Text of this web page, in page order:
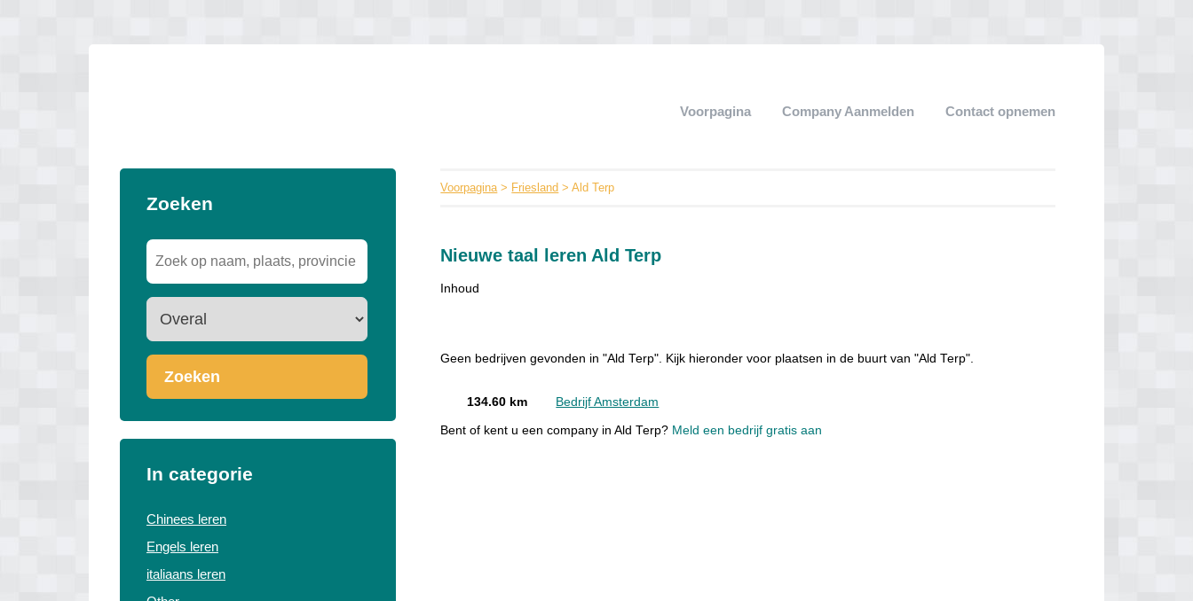
Voorpagina Company Aanmelden Contact opnemen
Zoeken
Zoeken
In categorie
Chinees leren
Engels leren
italiaans leren
Voorpagina> Friesland > Ald Terp
Nieuwe taal leren Ald Terp
Inhoud
Geen bedrijven gevonden in "Ald Terp". Kijk hieronder voor plaatsen in de buurt van "Ald Terp".
134.60 km Bedrijf Amsterdam
Bent of kent u een company in Ald Terp? Meld een bedrijf gratis aan